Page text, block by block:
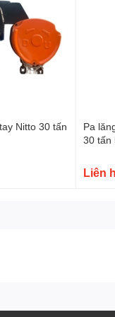
công nghệ hàn với
Nitto 30 tấn
Pa
30 tấn
Liên